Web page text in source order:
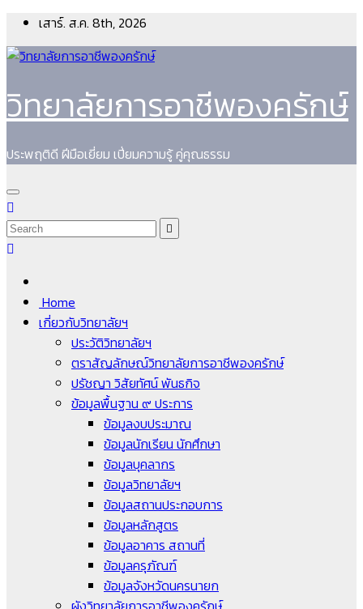
Skip
to
content
เสาร์. ส.ค. 8th, 2026
วิทยาลัยการอาชีพองครักษ์
ประพฤติดี ฝีมือเยี่ยม เปี่ยมความรู้ คู่คุณธรรม
Home
เกี่ยวกับวิทยาลัยฯ
ประวัติวิทยาลัยฯ
ตราสัญลักษณ์วิทยาลัยการอาชีพองครักษ์
ปรัชญา วิสัยทัศน์ พันธกิจ
ข้อมูลพื้นฐาน ๙ ประการ
ข้อมูลงบประมาณ
ข้อมูลนักเรียน นักศึกษา
ข้อมูลบุคลากร
ข้อมูลวิทยาลัยฯ
ข้อมูลสถานประกอบการ
ข้อมูลหลักสูตร
ข้อมูลอาคาร สถานที่
ข้อมูลครุภัณฑ์
ข้อมูลจังหวัดนครนายก